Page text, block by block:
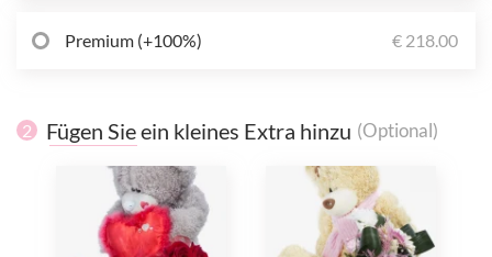
Premium (+100%) € 218.00
2 Fügen Sie ein kleines Extra hinzu (Optional)